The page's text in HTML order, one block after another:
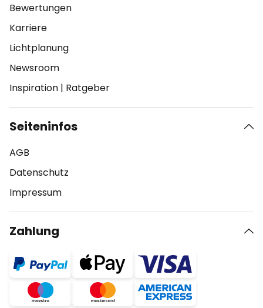
Bewertungen
Karriere
Lichtplanung
Newsroom
Inspiration | Ratgeber
Seiteninfos
AGB
Datenschutz
Impressum
Zahlung